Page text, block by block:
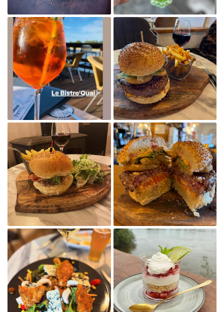

Agrandir la photo

Agrandir la photo

Agrandir la photo